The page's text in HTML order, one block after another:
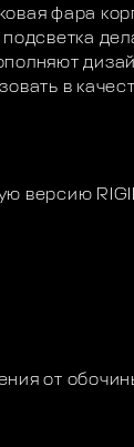
фара
в
версию
от